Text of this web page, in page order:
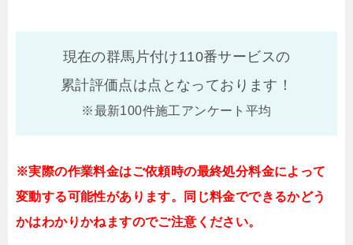
現在の群馬片付け110番サービスの
累計評価点は点となっております！
※最新100件施工アンケート平均
※実際の作業料金はご依頼時の最終処分料金によって
変動する可能性があります。同じ料金でできるかどう
かはわかりかねますのでご注意ください。